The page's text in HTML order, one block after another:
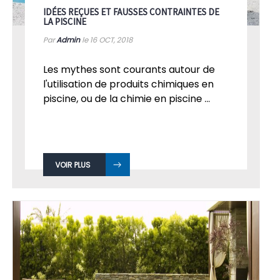
IDÉES REÇUES ET FAUSSES CONTRAINTES DE
LA PISCINE
ParAdminle 16 OCT, 2018
Les mythes sont courants autour de
l'utilisation de produits chimiques en
piscine, ou de la chimie en piscine ...
VOIR PLUS